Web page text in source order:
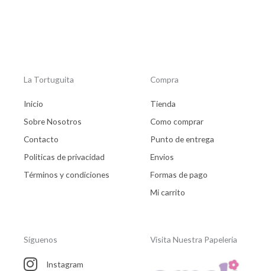
La Tortuguita
Inicio
Sobre Nosotros
Contacto
Politicas de privacidad
Términos y condiciones
Compra
Tienda
Como comprar
Punto de entrega
Envios
Formas de pago
Mi carrito
Síguenos
Instagram
Visita Nuestra Papeleria